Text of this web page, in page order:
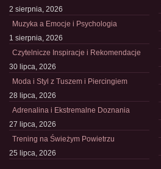
2 sierpnia, 2026
Muzyka a Emocje i Psychologia
1 sierpnia, 2026
Czytelnicze Inspiracje i Rekomendacje
30 lipca, 2026
Moda i Styl z Tuszem i Piercingiem
28 lipca, 2026
Adrenalina i Ekstremalne Doznania
27 lipca, 2026
Trening na Świeżym Powietrzu
25 lipca, 2026